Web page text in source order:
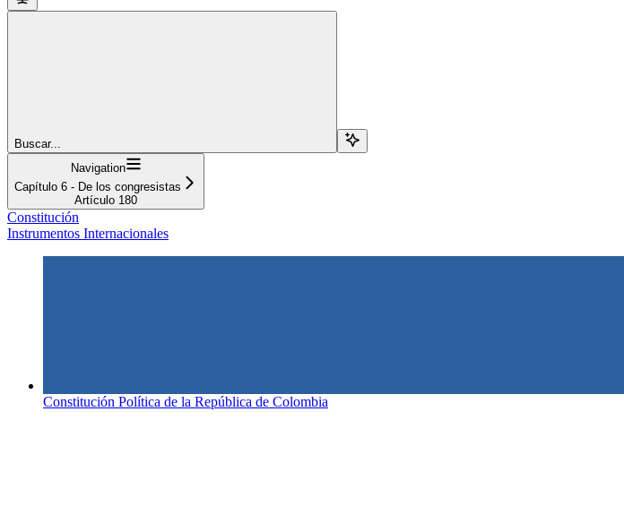
Buscar...
Navigation
Capítulo 6 - De los congresistas
Artículo 180
Constitución
Instrumentos Internacionales
Constitución Política de la República de Colombia